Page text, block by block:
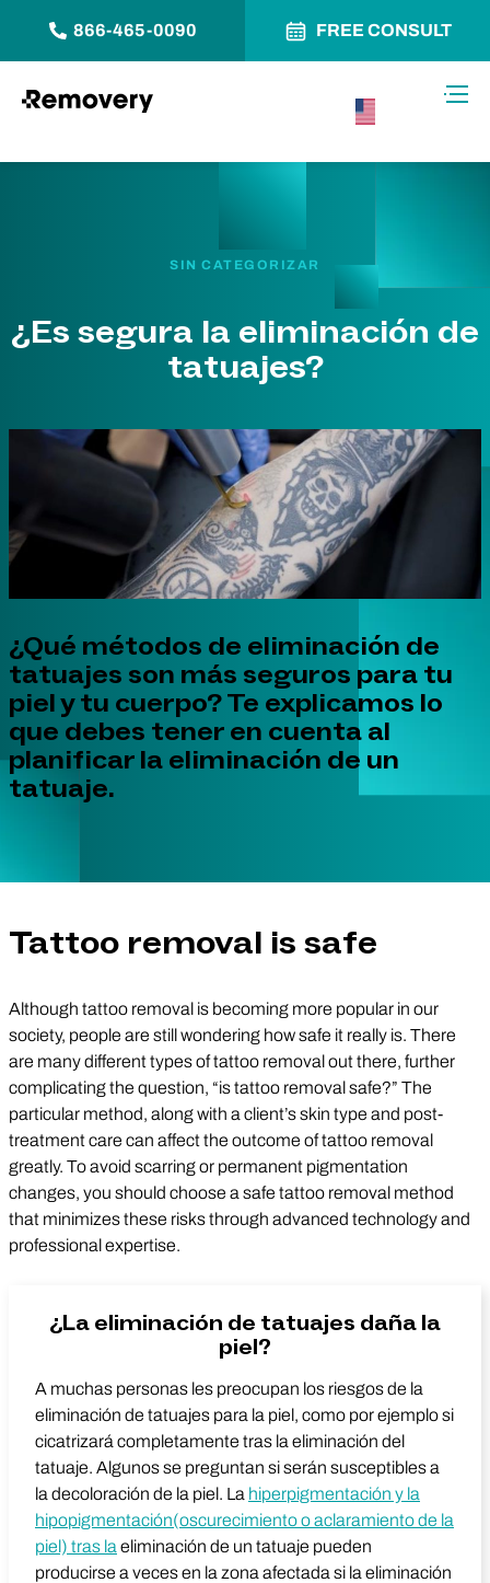
866-465-0090 FREE CONSULT
SIN CATEGORIZAR
¿Es segura la eliminación de
tatuajes?
¿Qué métodos de eliminación de
tatuajes son más seguros para tu
piel y tu cuerpo? Te explicamos lo
que debes tener en cuenta al
planificar la eliminación de un
tatuaje.
Tattoo removal is safe
Although tattoo removal is becoming more popular in our
society, people are still wondering how safe it really is. There
are many different types of tattoo removal out there, further
complicating the question, “is tattoo removal safe?” The
particular method, along with a client’s skin type and post-
treatment care can affect the outcome of tattoo removal
greatly. To avoid scarring or permanent pigmentation
changes, you should choose a safe tattoo removal method
that minimizes these risks through advanced technology and
professional expertise.
¿La eliminación de tatuajes daña la
piel?
A muchas personas les preocupan los riesgos de la
eliminación de tatuajes para la piel, como por ejemplo si
cicatrizará completamente tras la eliminación del
tatuaje. Algunos se preguntan si serán susceptibles a
la decoloración de la piel. La hiperpigmentación y la
hipopigmentación(oscurecimiento o aclaramiento de la
piel) tras la eliminación de un tatuaje pueden
producirse a veces en la zona afectada si la eliminación